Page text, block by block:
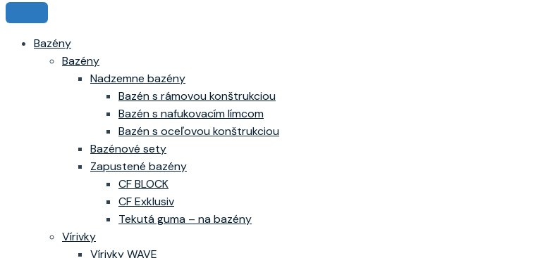
Bazény
Bazény
Nadzemne bazény
Bazén s rámovou konštrukciou
Bazén s nafukovacím límcom
Bazén s oceľovou konštrukciou
Bazénové sety
Zapustené bazény
CF BLOCK
CF Exklusiv
Tekutá guma – na bazény
Vírivky
Vírivky WAVE